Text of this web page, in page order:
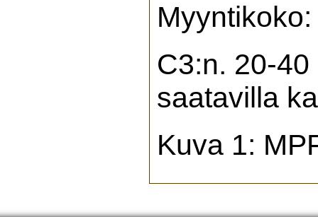
Myyntikoko:
C3:n. 20-
saatavilla
Kuva 1: